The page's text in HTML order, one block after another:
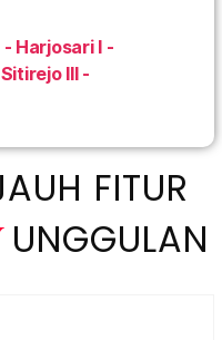
Harjosari I -
III -
FITUR
UNGGULAN